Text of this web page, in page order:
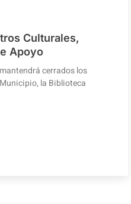
Culturales,
Apoyo
cerrados los
la Biblioteca